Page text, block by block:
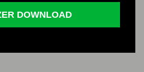
DOWNLOAD